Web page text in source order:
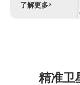
了解更多
精准卫